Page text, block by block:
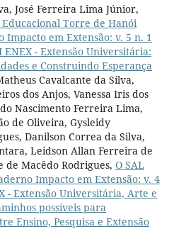
José Ferreira Lima Júnior,
Torre de Hanói
Impacto em Extensão: v. 5 n. 1
ENEX - Extensão Universitária:
e Construindo Esperança
Cavalcante da Silva,
dos Anjos, Vanessa Iris dos
Nascimento Ferreira Lima,
de Oliveira, Gysleidy
Danilson Correa da Silva,
Leidson Allan Ferreira de
de Macêdo Rodrigues, O SAL
Impacto em Extensão: v. 4
- Extensão Universitária, Arte e
possíveis para
Ensino, Pesquisa e Extensão